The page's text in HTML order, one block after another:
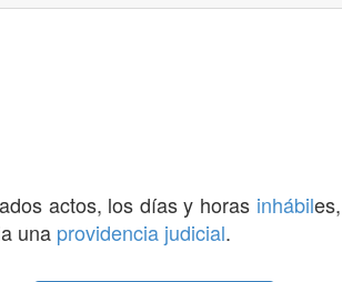
actos, los días y horas inhábil
una providencia judicial.